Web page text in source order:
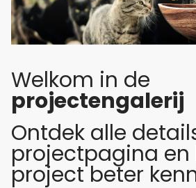
Welkom in de
projectengalerij
Ontdek alle
projectpagina en
project beter